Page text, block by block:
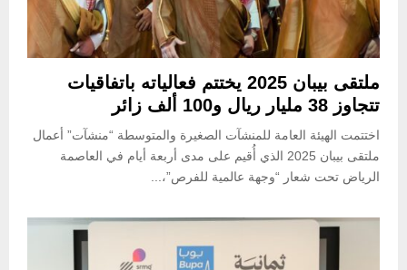
ملتقى بيبان 2025 يختتم فعالياته باتفاقيات
تتجاوز 38 مليار ريال و100 ألف زائر
اختتمت الهيئة العامة للمنشآت الصغيرة والمتوسطة “منشآت” أعمال
ملتقى بيبان 2025 الذي أُقيم على مدى أربعة أيام في العاصمة
الرياض تحت شعار “وجهة عالمية للفرص”،...